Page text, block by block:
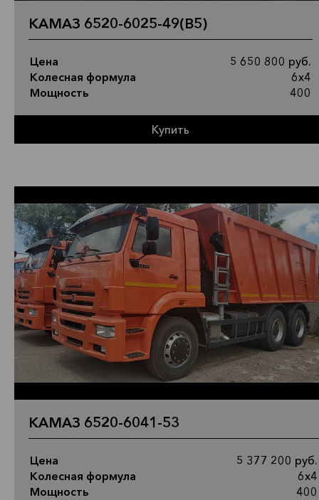
КАМАЗ 6520-6025-49(B5)
Цена
5 650 800 руб.
Колесная формула
6х4
Мощность
400
Купить
КАМАЗ 6520-6041-53
Цена
5 377 200 руб.
Колесная формула
6х4
Мощность
400